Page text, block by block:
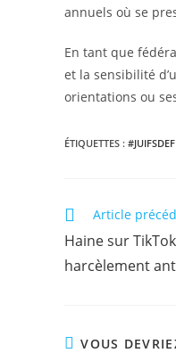
annuels où se
En tant que
et la sensibilité
orientations ou
ÉTIQUETTES :
Article
Haine sur
harcèlement
VOUS